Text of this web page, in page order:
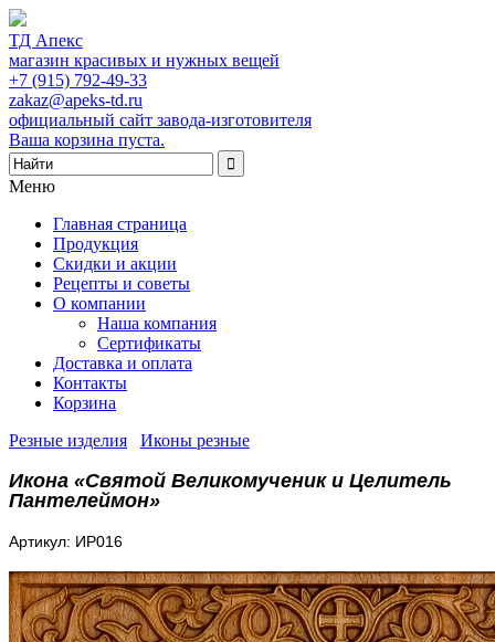
ТД Апекс
магазин красивых и нужных вещей
+7 (915) 792-49-33
zakaz@apeks-td.ru
официальный сайт завода-изготовителя
Ваша корзина пуста.
Меню
Главная страница
Продукция
Скидки и акции
Рецепты и советы
О компании
Наша компания
Сертификаты
Доставка и оплата
Контакты
Корзина
Резные изделия
Иконы резные
Икона «Святой Великомученик и Целитель
Пантелеймон»
Артикул: ИР016